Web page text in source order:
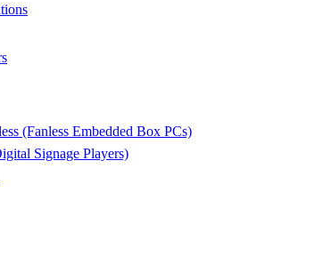
(Fanless Embedded Box PCs)
Signage Players)